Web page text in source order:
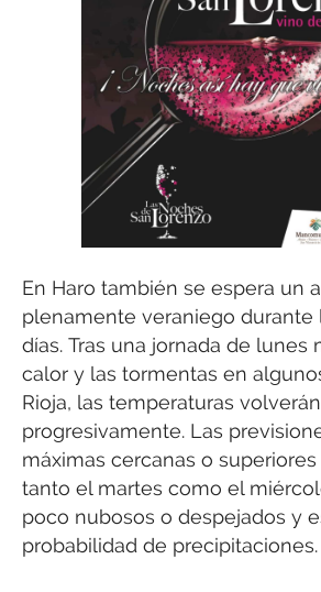
En Haro también se espera un
plenamente veraniego durante
días. Tras una jornada de lunes
calor y las tormentas en
Rioja, las temperaturas
progresivamente. Las
máximas cercanas o
tanto el martes como el
poco nubosos o despejados y
probabilidad de precipitaciones.